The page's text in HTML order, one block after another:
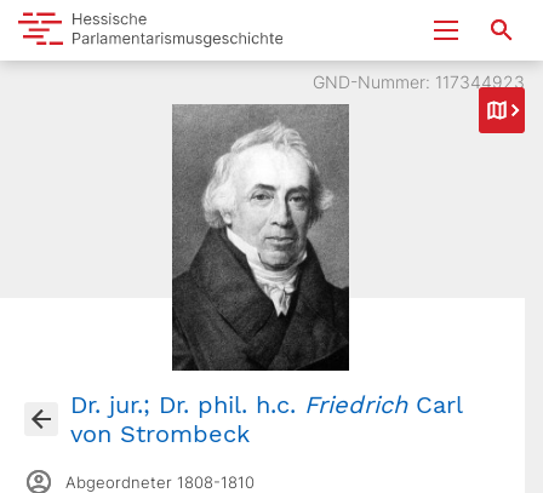
GND-Nummer: 117344923
Dr. jur.; Dr. phil. h.c. FriedrichCarl
von Strombeck
Abgeordneter 1808-1810